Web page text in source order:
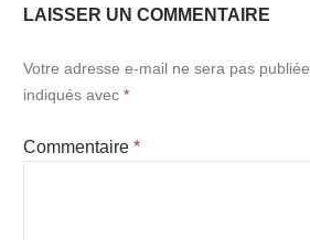
LAISSER UN COMMENTAIRE
Votre adresse e-mail ne sera pas publiée.
indiqués avec *
Commentaire *